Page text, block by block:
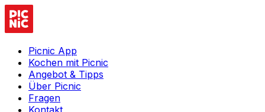
Picnic App
Kochen mit Picnic
Angebot & Tipps
Über Picnic
Fragen
Kontakt